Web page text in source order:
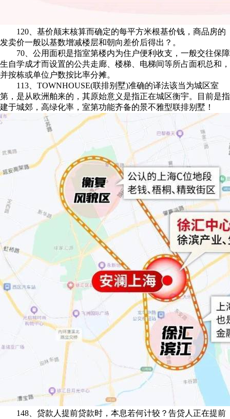
120、基价颠末核算而确定的每平方米根基价钱，商品房的
发卖价一般以基数增减楼层和朝向差价后得出？。
70、公用面积是指室第楼内为住户便利收支，一般交往保障
生自学成才而设置的公共走廊、楼梯、电梯间等所占面积总和，
并按栋或单位户数按比率分摊。
113、TOWNHOUSE(联排别墅)准确的译法该当为城区室
第，是从欧洲舶来的，其原始意义是指正在城区衡宇。目前是指
建于城郊，高绿化率，室第功能齐备的景不雅型联排别墅！
148、贷款人提前贷款时，本息若何计较？告贷人正在提前